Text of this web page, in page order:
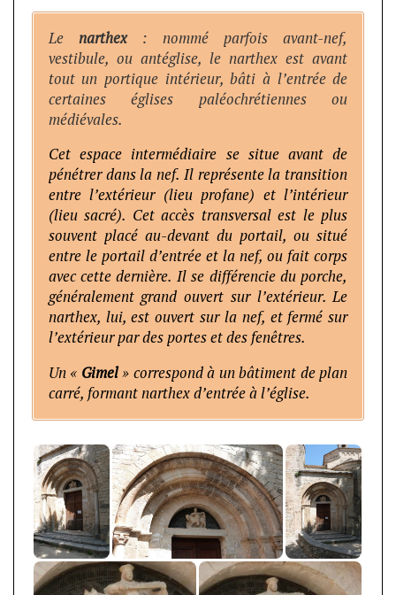
Lenarthex: nommé parfois avant-nef,
vestibule, ou antéglise, le narthex est avant
tout un portique intérieur, bâti à l’entrée de
certaines églises paléochrétiennes ou
médiévales.
Cet espace intermédiaire se situe avant de
pénétrer dans la nef. Il représente la transition
entre l’extérieur (lieu profane) et l’intérieur
(lieu sacré). Cet accès transversal est le plus
souvent placé au-devant du portail, ou situé
entre le portail d’entrée et la nef, ou fait corps
avec cette dernière. Il se différencie du porche,
généralement grand ouvert sur l’extérieur. Le
narthex, lui, est ouvert sur la nef, et fermé sur
l’extérieur par des portes et des fenêtres.
Un « Gimel» correspond à un bâtiment de plan
carré, formant narthex d’entrée à l’église.